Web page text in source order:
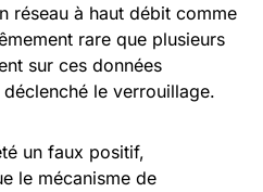
réseau à haut débit comme
rare que plusieurs
sur ces données
le verrouillage.
un faux positif,
le mécanisme de